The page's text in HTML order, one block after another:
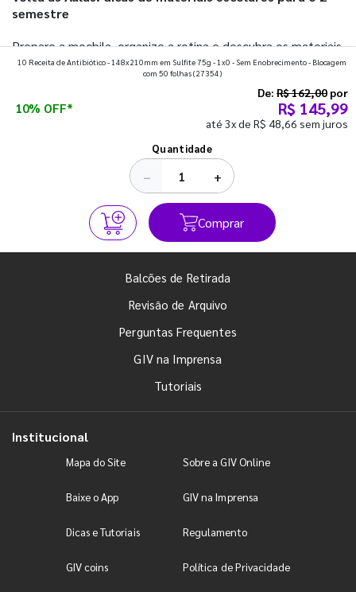
semestre
Prepare a mochila, organize a rotina e descubra os materiais
que fazem toda diferença para começar o segundo
10 Receita de Antibiótico - 148x210mm em Sulfite 75g - 1x0 - Sem Enobrecimento - Blocagem
com 50 folhas(27354)
10% OFF*
De: R$ 162,00 por
R$ 145,99
até 3x de R$ 48,66 sem juros
Quantidade
− +
Comprar
Balcões de Retirada
Revisão de Arquivo
Perguntas Frequentes
GIV na Imprensa
Tutoriais
Institucional
Mapa do Site Sobre a GIV Online
Baixe o App GIV na Imprensa
Dicas e Tutoriais Regulamento
GIV coins Política de Privacidade